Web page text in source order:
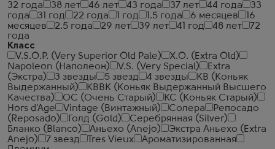
32 года
38 лет 46 лет 43 года 37 лет 44 года
33
года
31 год 22 года 1 год 1.5 года 6 месяцев
16
месяцев
2.5 года 29 лет 39 лет 41 год 48 лет
72
года
Класс
V.S.O.P. (Very Superior Old Pale)
X.O. (Extra Old)
Napoleon (Наполеон)
V.S. (Very Special)
Extra
(Экстра)
3 звезды 5 звезд 4 звезды
КВ (Коньяк
Выдержанный)
КВВК (Коньяк Выдержанный Высшего
Качества)
ОС (Очень Старый)
КС (Коньяк Старый)
Hors d'Age
Vintage (Винтажный) Солера
Репосадо
(Reposado)
Голд (Gold)
Серебрянная (Silver)
Бланко (Blanco)
Аньехо (Anejo)
Экстра Аньехо (Extra
Anejo)
7 звезд Tres Vieux
Ароматизированная